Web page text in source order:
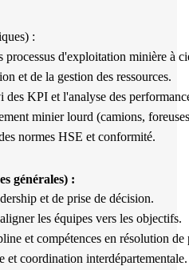
:
processus d'exploitation minière à
et de la gestion des ressources.
des KPI et l'analyse des
minier lourd (camions,
normes HSE et conformité.
générales) :
et de prise de décision.
les équipes vers les objectifs.
et compétences en résolution de
et coordination interdépartementale.